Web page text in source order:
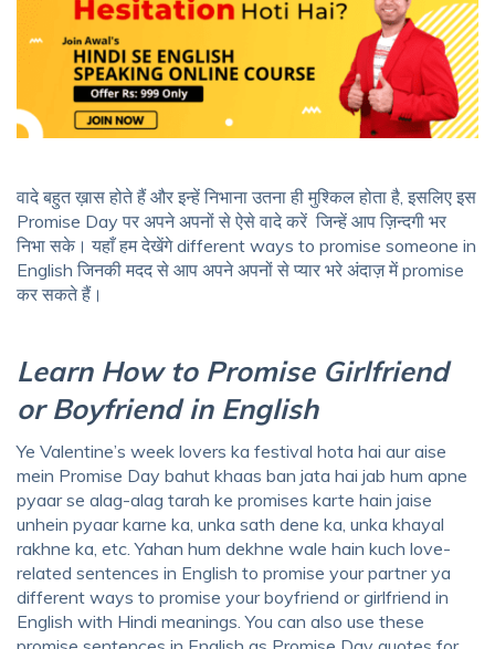
वादे बहुत ख़ास होते हैं और इन्हें निभाना उतना ही मुश्किल होता है, इसलिए इस
Promise Day पर अपने अपनों से ऐसे वादे करें जिन्हें आप ज़िन्दगी भर
निभा सके। यहाँ हम देखेंगे different ways to promise someone in
English जिनकी मदद से आप अपने अपनों से प्यार भरे अंदाज़ में promise
कर सकते हैं।
Learn How to Promise Girlfriend
or Boyfriend in English
Ye Valentine’s week lovers ka festival hota hai aur aise
mein Promise Day bahut khaas ban jata hai jab hum apne
pyaar se alag-alag tarah ke promises karte hain jaise
unhein pyaar karne ka, unka sath dene ka, unka khayal
rakhne ka, etc. Yahan hum dekhne wale hain kuch love-
related sentences in English to promise your partnerya
different ways to promise your boyfriend or girlfriend in
English with Hindi meanings .You can also use these